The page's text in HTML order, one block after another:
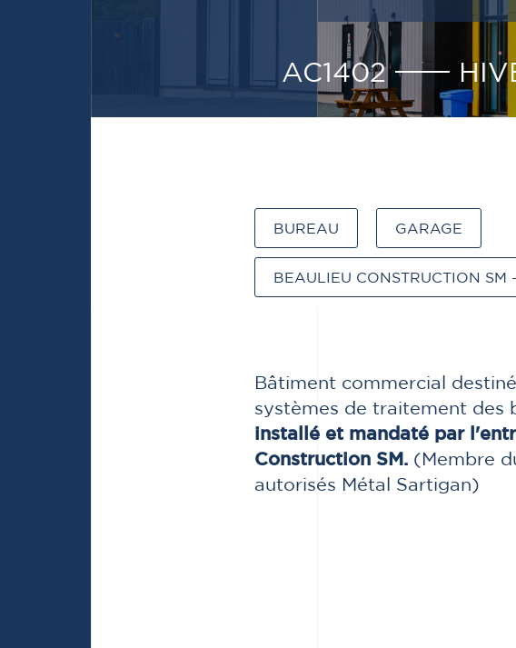
AC1402
BUREAU GARAGE
BEAULIEU CONSTRUCTION SM
Bâtiment commercial
systèmes de traitement des
installé et mandaté par
Construction SM. (Membre
autorisés Métal Sartigan)